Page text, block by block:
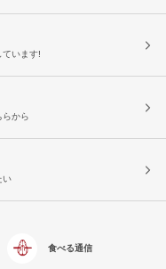
ています!
らから
い
食べる通信